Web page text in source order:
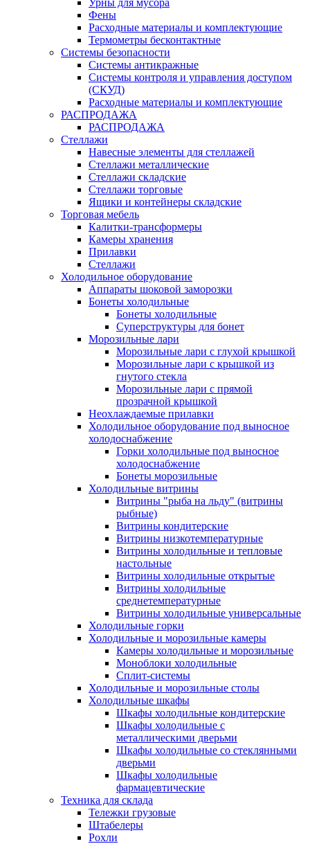
Урны для мусора
Фены
Расходные материалы и комплектующие
Термометры бесконтактные
Системы безопасности
Системы антикражные
Системы контроля и управления доступом
(СКУД)
Расходные материалы и комплектующие
РАСПРОДАЖА
РАСПРОДАЖА
Стеллажи
Навесные элементы для стеллажей
Стеллажи металлические
Стеллажи складские
Стеллажи торговые
Ящики и контейнеры складские
Торговая мебель
Калитки-трансформеры
Камеры хранения
Прилавки
Стеллажи
Холодильное оборудование
Аппараты шоковой заморозки
Бонеты холодильные
Бонеты холодильные
Суперструктуры для бонет
Морозильные лари
Морозильные лари с глухой крышкой
Морозильные лари с крышкой из
гнутого стекла
Морозильные лари с прямой
прозрачной крышкой
Неохлаждаемые прилавки
Холодильное оборудование под выносное
холодоснабжение
Горки холодильные под выносное
холодоснабжение
Бонеты морозильные
Холодильные витрины
Витрины "рыба на льду" (витрины
рыбные)
Витрины кондитерские
Витрины низкотемпературные
Витрины холодильные и тепловые
настольные
Витрины холодильные открытые
Витрины холодильные
среднетемпературные
Витрины холодильные универсальные
Холодильные горки
Холодильные и морозильные камеры
Камеры холодильные и морозильные
Моноблоки холодильные
Сплит-системы
Холодильные и морозильные столы
Холодильные шкафы
Шкафы холодильные кондитерские
Шкафы холодильные с
металлическими дверьми
Шкафы холодильные со стеклянными
дверьми
Шкафы холодильные
фармацевтические
Техника для склада
Тележки грузовые
Штабелеры
Рохли